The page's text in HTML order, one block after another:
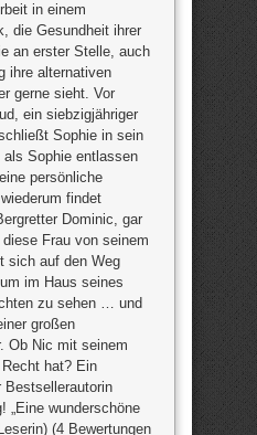
in einem
die Gesundheit ihrer
an erster Stelle, auch
ihre alternativen
gerne sieht. Vor
ein siebzigjähriger
Sophie in sein
als Sophie entlassen
persönliche
findet
Dominic, gar
Frau von seinem
sich auf den Weg
im Haus seines
zu sehen … und
großen
Ob Nic mit seinem
hat? Ein
Bestsellerautorin
„Eine wunderschöne
(4 Bewertungen